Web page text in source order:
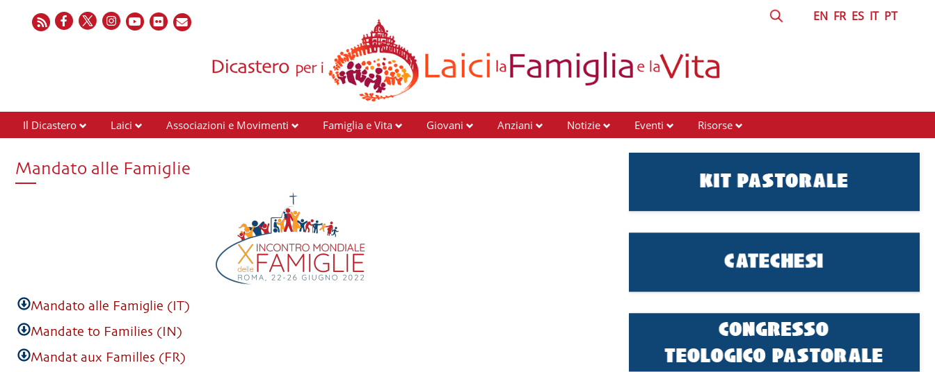
EN FR ES IT PT
Il Dicastero Laici Associazioni e Movimenti Famiglia e Vita Giovani Anziani Notizie Eventi Risorse
Mandato alle Famiglie
Mandato alle Famiglie (IT)
Mandate to Families (IN)
Mandat aux Familles (FR)